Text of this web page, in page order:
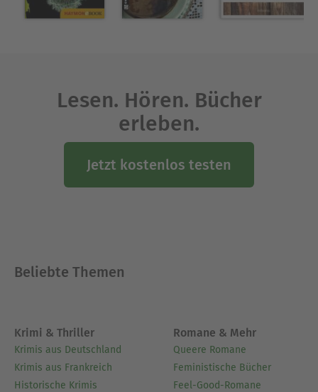
Lesen. Hören. Bücher
erleben.
Jetzt kostenlos testen
Beliebte Themen
Krimi & Thriller
Krimis aus Deutschland
Krimis aus Frankreich
Historische Krimis
Romane & Mehr
Queere Romane
Feministische Bücher
Feel-Good-Romane